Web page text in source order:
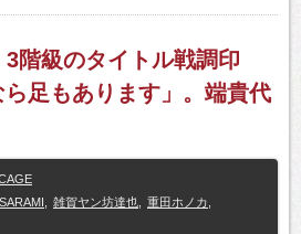
3階級のタイトル戦調印
足もあります」。端貴代
SARAMI 雑賀ヤン坊達也 重田ホノカ